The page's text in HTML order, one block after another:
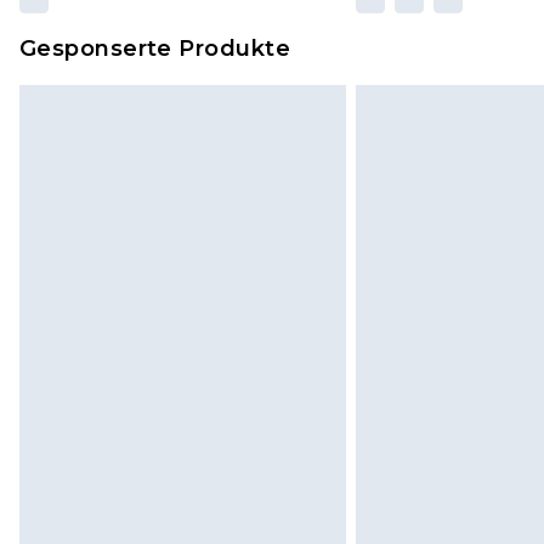
Gesponserte Produkte